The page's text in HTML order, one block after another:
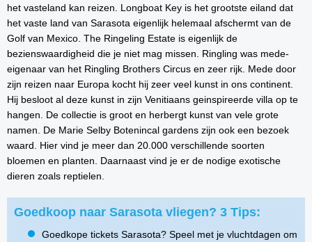
het vasteland kan reizen. Longboat Key is het grootste eiland dat
het vaste land van Sarasota eigenlijk helemaal afschermt van de
Golf van Mexico. The Ringeling Estate is eigenlijk de
bezienswaardigheid die je niet mag missen. Ringling was mede-
eigenaar van het Ringling Brothers Circus en zeer rijk. Mede door
zijn reizen naar Europa kocht hij zeer veel kunst in ons continent.
Hij besloot al deze kunst in zijn Venitiaans geinspireerde villa op te
hangen. De collectie is groot en herbergt kunst van vele grote
namen. De Marie Selby Botenincal gardens zijn ook een bezoek
waard. Hier vind je meer dan 20.000 verschillende soorten
bloemen en planten. Daarnaast vind je er de nodige exotische
dieren zoals reptielen.
Goedkoop naar Sarasota vliegen? 3 Tips:
Goedkope tickets Sarasota? Speel met je vluchtdagen om